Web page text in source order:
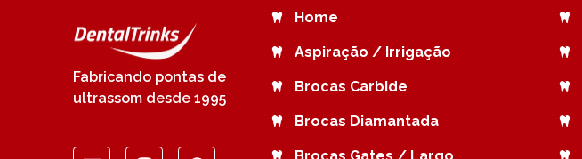
Fabricando pontas de
ultrassom desde 1995
Home
Aspiração / Irrigação
Brocas Carbide
Brocas Diamantada